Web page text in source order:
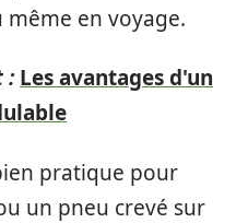
en voyage.
: Les avantages d'un
pratique pour
un pneu crevé sur